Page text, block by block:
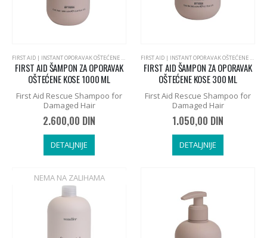
,PROFESSIONAL BY FAMA, ITALIJANSKA
FIRST AID ŠAMPON ZA OPORAVAK
OŠTEĆENE KOSE 1000 ML
First Aid Rescue Shampoo for
Damaged Hair
2.600,00 DIN
DETALJNIJE
FIRST AID ŠAMPON ZA OPORAVAK
OŠTEĆENE KOSE 300 ML
First Aid Rescue Shampoo for
Damaged Hair
1.050,00 DIN
DETALJNIJE